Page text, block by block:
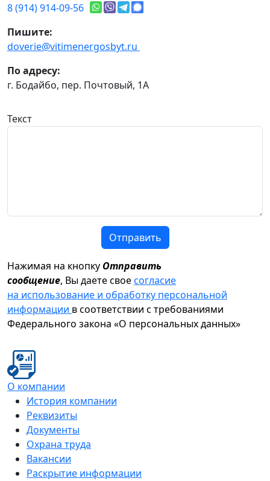
8 (914) 914-09-56
Пишите:
doverie@vitimenergosbyt.ru
По адресу:
г. Бодайбо, пер. Почтовый, 1А
Текст
Отправить
Нажимая на кнопку Отправить
сообщение, Вы даете своесогласие
на использование и обработку персональной
информации в соответствии с требованиями
Федерального закона «О персональных данных»
О компании
История компании
Реквизиты
Документы
Охрана труда
Вакансии
Раскрытие информации